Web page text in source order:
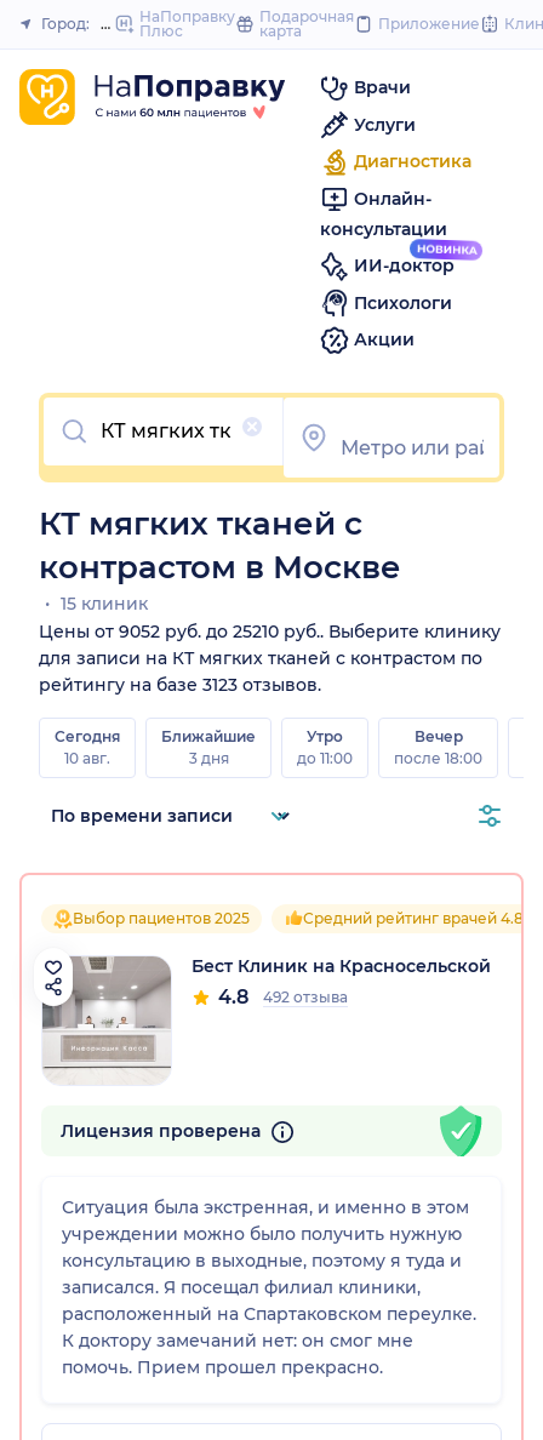
to
Закрыть
Город: МоскваНаПоправку
Плюс
Подарочная
карта
Приложение
Врачи
Услуги
Диагностика
Онлайн-
консультации
ИИ-доктор
Психологи
Акции
Очистить
КТ мягких тканей с
контрастом в Москве
15 клиник
Цены от 9052 руб. до 25210 руб.. Выберите клинику
для записи на КТ мягких тканей с контрастом по
рейтингу на базе 3123 отзывов.
Сегодня
10 авг.
Ближайшие
3 дня
Утро
до 11:00
Вечер
после 18:00
Выбор пациентов 2025 Средний рейтинг врачей 4.8
Бест Клиник на Красносельской
4.8 492 отзыва
Лицензия проверена
Ситуация была экстренная, и именно в этом
учреждении можно было получить нужную
консультацию в выходные, поэтому я туда и
записался. Я посещал филиал клиники,
расположенный на Спартаковском переулке.
К доктору замечаний нет: он смог мне
помочь. Прием прошел прекрасно.